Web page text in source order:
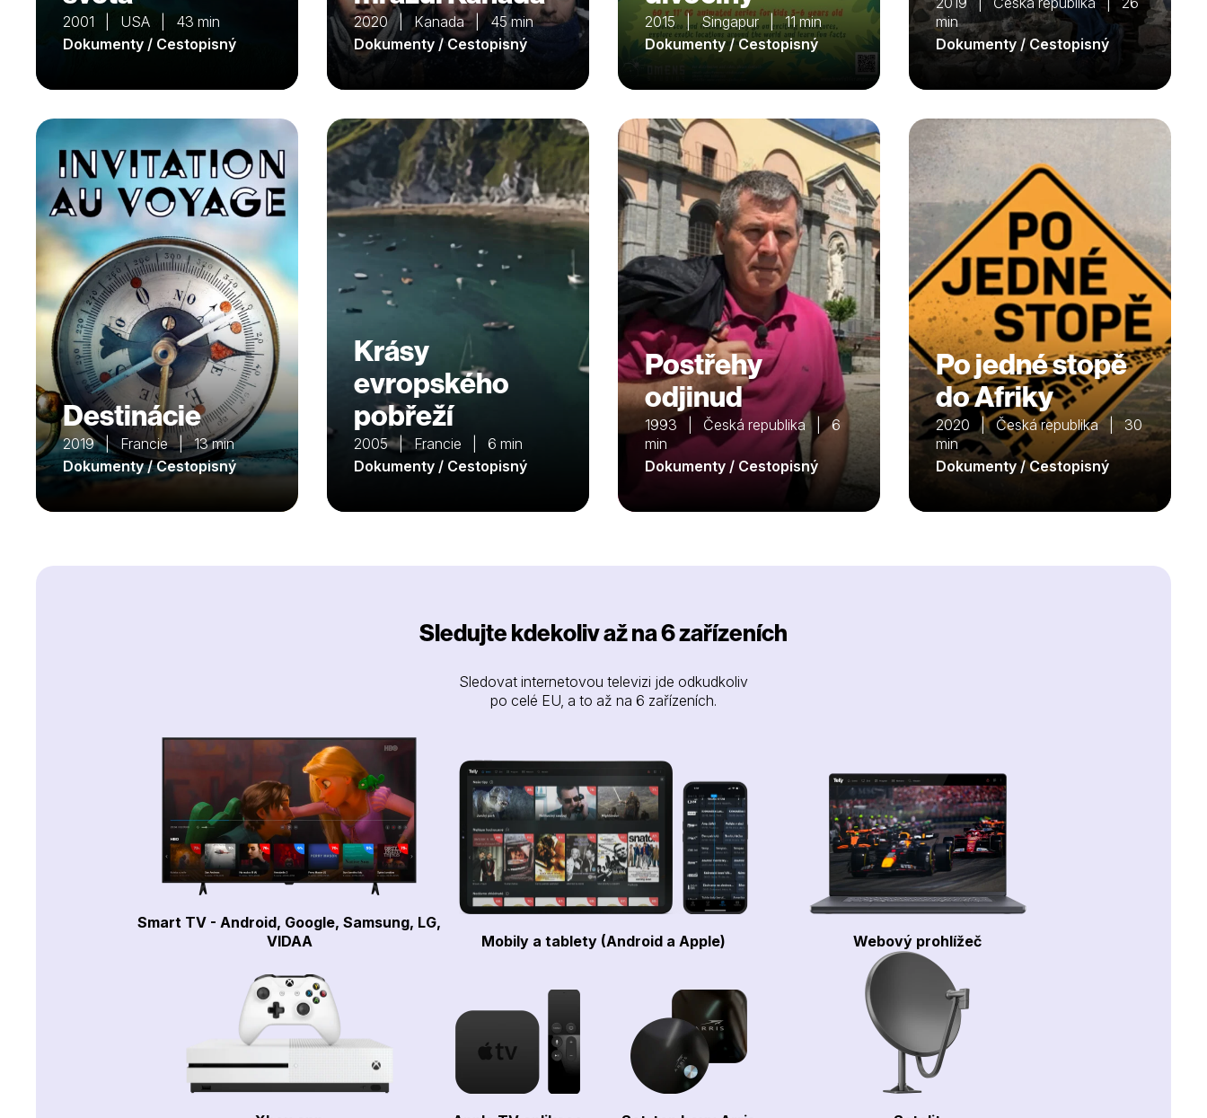
2001 | USA | 43 min
Dokumenty / Cestopisný
2020 | Kanada | 45 min
Dokumenty / Cestopisný
2015 | Singapur | 11 min
Dokumenty / Cestopisný
min
Dokumenty / Cestopisný
Destinácie
2019 | Francie | 13 min
Dokumenty / Cestopisný
Krásy
evropského
pobřeží
2005 | Francie | 6 min
Dokumenty / Cestopisný
Postřehy
odjinud
1993 | Česká republika | 6
min
Dokumenty / Cestopisný
Po jedné stopě
do Afriky
2020 | Česká republika | 30
min
Dokumenty / Cestopisný
Sledujte kdekoliv až na 6 zařízeních
Sledovat internetovou televizi jde odkudkoliv
po celé EU, a to až na 6 zařízeních.
Smart TV - Android, Google, Samsung, LG,
VIDAA
Mobily a tablety (Android a Apple) Webový prohlížeč